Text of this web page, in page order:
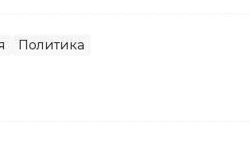
Политика